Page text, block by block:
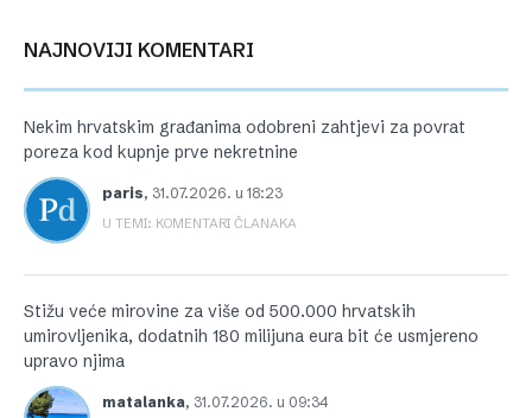
NAJNOVIJI KOMENTARI
Nekim hrvatskim građanima odobreni zahtjevi za povrat
poreza kod kupnje prve nekretnine
paris, 31.07.2026. u 18:23
U TEMI: KOMENTARI ČLANAKA
Stižu veće mirovine za više od 500.000 hrvatskih
umirovljenika, dodatnih 180 milijuna eura bit će usmjereno
upravo njima
matalanka, 31.07.2026. u 09:34